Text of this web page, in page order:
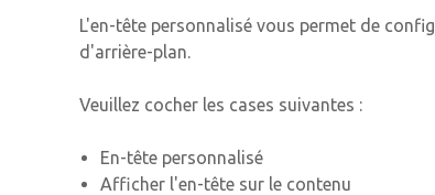
L'en-tête personnalisé vous permet de
d'arrière-plan.
Veuillez cocher les cases suivantes :
En-tête personnalisé
Afficher l'en-tête sur le contenu